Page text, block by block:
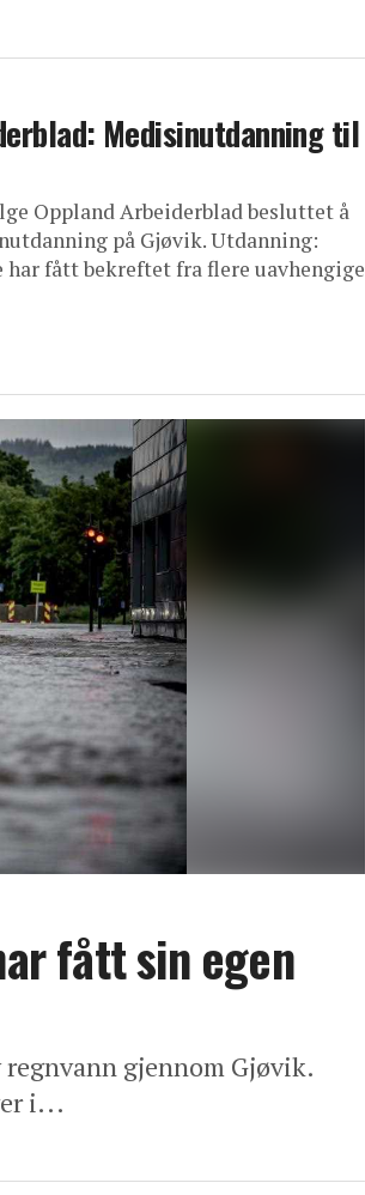
Medisinutdanning til
Oppland Arbeiderblad besluttet å
på Gjøvik. Utdanning:
har fått bekreftet fra flere uavhengige
fått sin egen
gjennom Gjøvik.
i...